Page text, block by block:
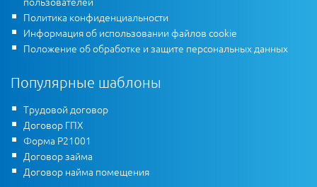
Политика конфиденциальности
Информация об использовании файлов cookie
Положение об обработке и защите персональных данных
Популярные шаблоны
Трудовой договор
Договор ГПХ
Форма Р21001
Договор займа
Договор найма помещения